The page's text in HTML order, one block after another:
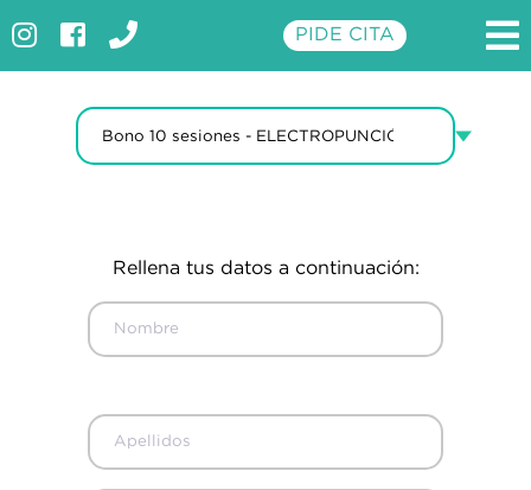
INICIO
CLÍNICA
APARATOLOGÍA
PIDE CITA
Compra online
Rellena tus datos a continuación: